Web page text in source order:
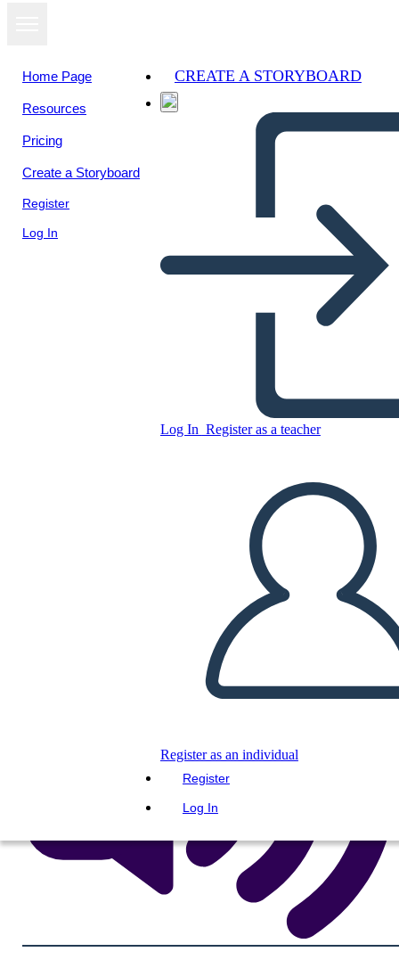
Home Page
Resources
Pricing
Create a Storyboard
Register
Log In
CREATE A STORYBOARD
Log In Register as a teacher
Register as an individual
Register
Log In
Mapa de Araña de Eastern
Woodlands
CREATE A STORYBOARD
PLAY SLIDESHOW
READ TO ME